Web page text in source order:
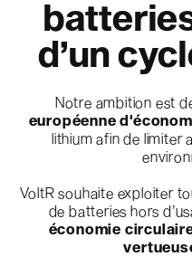
d’un
Notre ambition est
européenne
lithium afin de limiter
VoltR souhaite exploiter
de batteries hors
économie